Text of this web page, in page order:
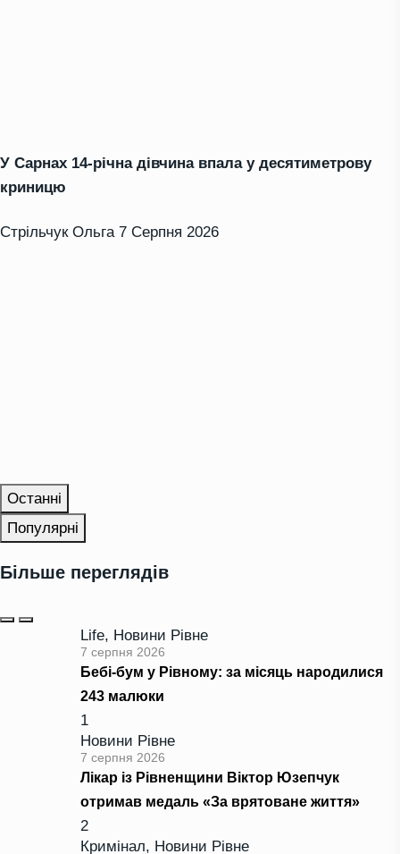
У Сарнах 14-річна дівчина впала у десятиметрову
криницю
Стрільчук Ольга 7 Серпня 2026
Останні
Популярні
Більше переглядів
Life, Новини Рівне
7 серпня 2026
Бебі-бум у Рівному: за місяць народилися
243 малюки
1
Новини Рівне
7 серпня 2026
Лікар із Рівненщини Віктор Юзепчук
отримав медаль «За врятоване життя»
2
Кримінал, Новини Рівне